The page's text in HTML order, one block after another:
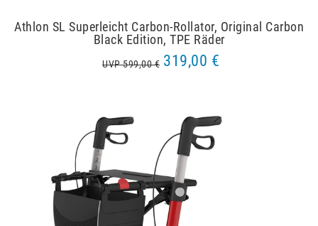
Athlon SL Superleicht Carbon-Rollator, Original Carbon
Black Edition, TPE Räder
UVP 599,00 € 319,00 €